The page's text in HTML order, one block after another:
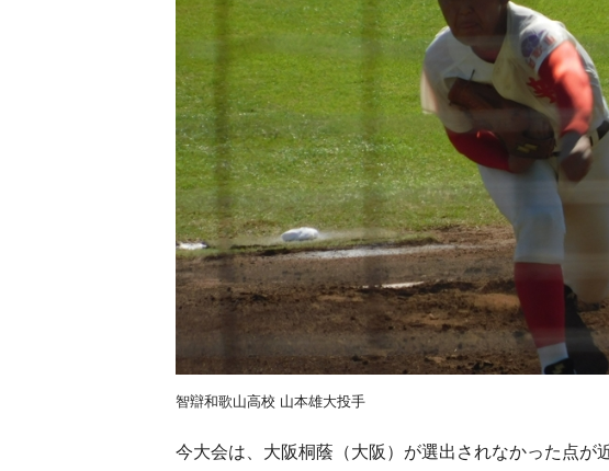
智辯和歌山高校 山本雄大投手
今大会は、大阪桐蔭（大阪）が選出されなかった点が